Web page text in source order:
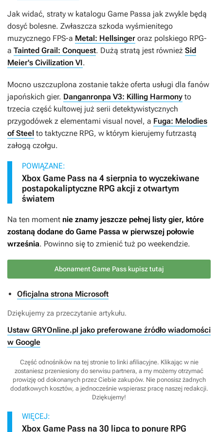
Jak widać, straty w katalogu Game Passa jak zwykle będą
dosyć bolesne. Zwłaszcza szkoda wyśmienitego
muzycznego FPS-a Metal: Hellsinger oraz polskiego RPG-
a Tainted Grail: Conquest. Dużą stratą jest również Sid
Meier's Civilization VI.
Mocno uszczuplona zostanie także oferta usługi dla fanów
japońskich gier. Danganronpa V3: Killing Harmony to
trzecia część kultowej już serii detektywistycznych
przygodówek z elementami visual novel, a Fuga: Melodies
of Steel to taktyczne RPG, w którym kierujemy futrzastą
załogą czołgu.
POWIĄZANE:
Xbox Game Pass na 4 sierpnia to wyczekiwane
postapokaliptyczne RPG akcji z otwartym
światem
Na ten moment nie znamy jeszcze pełnej listy gier, które
zostaną dodane do Game Passa w pierwszej połowie
września. Powinno się to zmienić tuż po weekendzie.
Abonament Game Pass kupisz tutaj
Oficjalna strona Microsoft
Dziękujemy za przeczytanie artykułu.
Ustaw GRYOnline.pl jako preferowane źródło wiadomości
w Google
Część odnośników na tej stronie to linki afiliacyjne. Klikając w nie
zostaniesz przeniesiony do serwisu partnera, a my możemy otrzymać
prowizję od dokonanych przez Ciebie zakupów. Nie ponosisz żadnych
dodatkowych kosztów, a jednocześnie wspierasz pracę naszej redakcji.
Dziękujemy!
WIĘCEJ:
Xbox Game Pass na 30 lipca to ponure RPG